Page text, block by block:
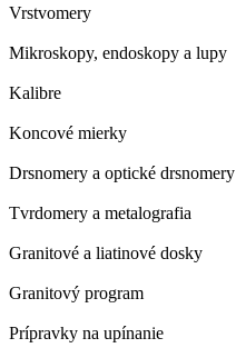
Vrstvomery
Mikroskopy, endoskopy a lupy
Kalibre
Koncové mierky
Drsnomery a optické drsnomery
Tvrdomery a metalografia
Granitové a liatinové dosky
Granitový program
Prípravky na upínanie